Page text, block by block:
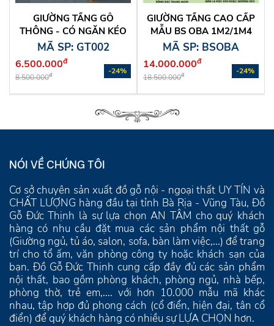
GIƯỜNG TẦNG GỖ
THÔNG - CÓ NGĂN KÉO
MÃ SP: GT002
6.500.000đ
8.500.000đ -24%
GIƯỜNG TẦNG CAO CẤP
MẪU BS OBA 1M2/1M4
MÃ SP: BSOBA
14.000.000đ
18.500.000đ -24%
NÓI VỀ CHÚNG TÔI
Cơ sở chuyên sản xuất đồ gỗ nội - ngoại thất UY TÍN và
CHẤT LƯỢNG hàng đầu tại tỉnh Bà Rịa - Vũng Tàu, Đồ
Gỗ Đức Thịnh là sự lựa chọn AN TÂM cho quý khách
hàng có nhu cầu đặt mua các sản phẩm nội thất gỗ
(Giường ngủ, tủ áo, salon, sofa, bàn làm việc,...) để trang
trí cho tổ ấm, văn phòng công ty hoặc khách sạn của
bạn. Đồ Gỗ Đức Thịnh cung cấp đầy đủ các sản phẩm
nội thất, bao gồm phòng khách, phòng ngủ, nhà bếp,
phòng thờ, trẻ em,.... với hơn 10.000 mẫu mã khác
nhau, tập hợp đủ phong cách (cổ điển, hiện đại, tân cổ
điển) để quý khách hàng có nhiều sự LỰA CHỌN hơn.